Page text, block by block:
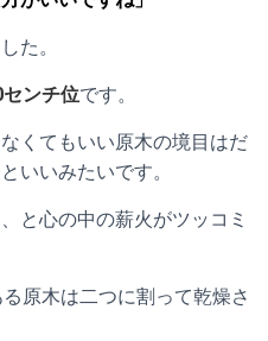
た。
ンチ位です。
くてもいい原木の境目はだ
いいみたいです。
と心の中の薪火がツッコミ
原木は二つに割って乾燥さ